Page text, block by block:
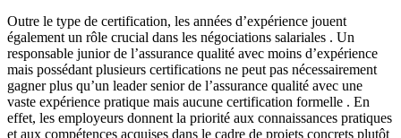
Outre le type de certification, les années d’expérience jouent
également un rôle crucial dans les négociations salariales . Un
responsable junior de l’assurance qualité avec moins d’expérience
mais possédant plusieurs certifications ne peut pas nécessairement
gagner plus qu’un leader senior de l’assurance qualité avec une
vaste expérience pratique mais aucune certification formelle . En
effet, les employeurs donnent la priorité aux connaissances pratiques
et aux compétences acquises dans le cadre de projets concrets plutôt